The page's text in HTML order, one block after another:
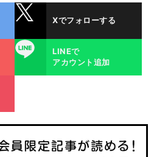
Xでフォローする
LINE
LINEで
アカウント追加